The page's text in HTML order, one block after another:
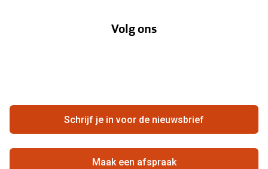
Hier de overeenkomst ontbinden
Zorgvergoeding
Ondernemen bij Pearle
Beste winkelketen
Actievoorwaarden
Volg ons
Schrijf je in voor de nieuwsbrief
Maak een afspraak